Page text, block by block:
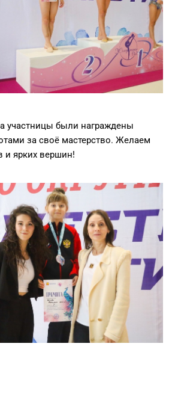
участницы были награждены
за своё мастерство. Желаем
и ярких вершин!